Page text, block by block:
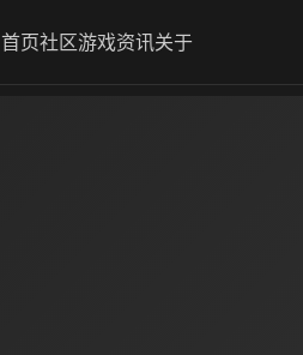
首页社区游戏资讯关于